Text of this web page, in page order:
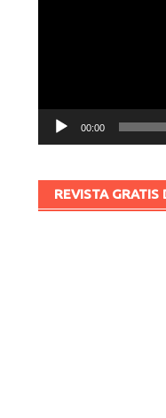
00:00
REVISTA GRATIS